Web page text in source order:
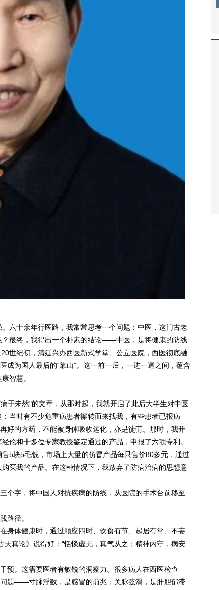
六十余年行医路，我常常思考一个问题：中医，这门古老
最终，我得出一个朴素的结论——中医，是将健康的防线
世纪初，清廷兴办西医新式学堂、公立医院，西医彻底融
成为国人最后的“靠山”。这一前一后，一进一退之间，蕴含
智慧。
于未然"的文章，从那时起，我就开启了此后大半生对中医
当时有不少危重病患者辗转而来找我，有些患者已报病
好的方药，不能被身体吸收运化，亦是徒劳。那时，我开
伦和十多位专家教授鉴定通过的产品，申报了六项专利。
5块5毛钱，市场上大量的仿冒产品每只售价80多元，通过
买我的产品。在这种情况下，我放弃了防病治病的思想意
个字，将中国人对抗疾病的防线，从医院的手术台前移至
路径。
身体健康时，通过顺应四时、饮食有节、起居有常、不妄
真论》说得好：“恬惔虚无，真气从之；精神内守，病安
预。这需要医者有敏锐的洞察力。很多病人在西医检查
题——寸脉浮数，是感冒的前兆；关脉弦滑，是肝胆郁滞